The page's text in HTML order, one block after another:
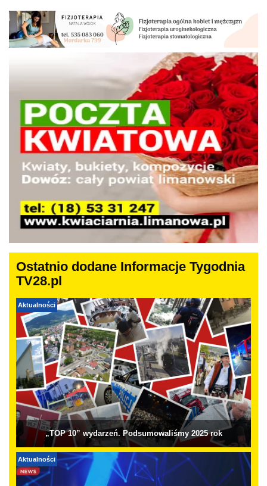
Ostatnio dodane Informacje Tygodnia
TV28.pl
Aktualności
„TOP 10” wydarzeń. Podsumowaliśmy 2025 rok
Aktualności